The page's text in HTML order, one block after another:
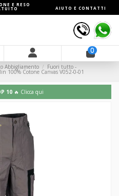
E RESO
AIUTO E CONTATTI
0
Abbigliamento Fuori tutto -
100% Cotone Canvas V052-0-01
10 🔥 Clicca qui